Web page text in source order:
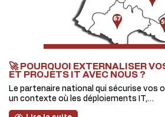
🚀 POURQUOI EXTERNALISER
ET PROJETS IT AVEC NOUS ?
Le partenaire national qui sécurise vos
un contexte où les déploiements IT,…